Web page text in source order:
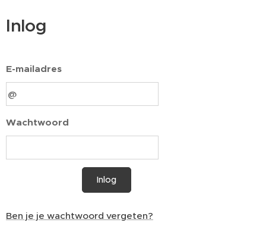
Inlog
E-mailadres
Wachtwoord
Inlog
Ben je je wachtwoord vergeten?